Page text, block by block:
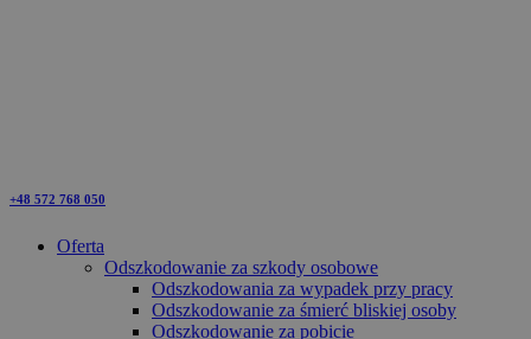
+48 572 768 050
Oferta
Odszkodowanie za szkody osobowe
Odszkodowania za wypadek przy pracy
Odszkodowanie za śmierć bliskiej osoby
Odszkodowanie za pobicie